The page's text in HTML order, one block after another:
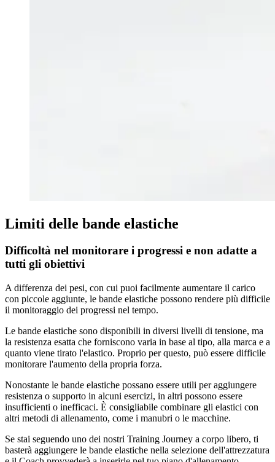
Limiti delle bande elastiche
Difficoltà nel monitorare i progressi e non adatte a
tutti gli obiettivi
A differenza dei pesi, con cui puoi facilmente aumentare il carico
con piccole aggiunte, le bande elastiche possono rendere più difficile
il monitoraggio dei progressi nel tempo.
Le bande elastiche sono disponibili in diversi livelli di tensione, ma
la resistenza esatta che forniscono varia in base al tipo, alla marca e a
quanto viene tirato l'elastico. Proprio per questo, può essere difficile
monitorare l'aumento della propria forza.
Nonostante le bande elastiche possano essere utili per aggiungere
resistenza o supporto in alcuni esercizi, in altri possono essere
insufficienti o inefficaci. È consigliabile combinare gli elastici con
altri metodi di allenamento, come i manubri o le macchine.
Se stai seguendo uno dei nostri Training Journey a corpo libero, ti
basterà aggiungere le bande elastiche nella selezione dell'attrezzatura